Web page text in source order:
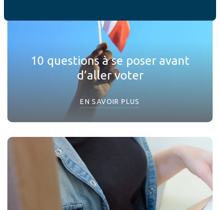
10 questions à se poser avant
d’aller voter
EN SAVOIR PLUS